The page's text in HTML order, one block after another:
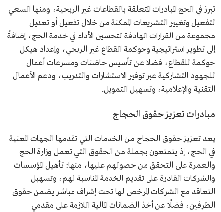
تبرز في الحج المبادرات المتعلقة بالقطاعات غير الربحية، ومنها السعي
لتفعيل وتغيير التشريعات الممكنة من خلال تفعيل أو تعديل
مجموعة من القرارات الهادفة لتحسين الأداء في خدمة الحج، إضافةً
إلى تطوير استراتيجية وحوكمة القطاع غير الربحي، وإعداد هيكل
حوكمة للقطاع، فضلا عن تأسيس حاضنات ومسرعات أعمال
للجهود التشاركية عبر توفير الاستشارات والتدريب، ودعم الأعمال
التقنية والإعلامية، وتسهيل التمويل.
مبادرات تعزيز حقوق الحجاج
يعد تعزيز حقوق الحجاج من الخدمات التي تقدمها الجهات المعنية
في الحج، إذ يتمتعون بجملة من الحقوق التي تعمل وزارة الحج
والعمرة على التحقق من حصولهم عليها، منها: تأهيل المؤسسات
والشركات القادرة على تقديم الخدمة المناسبة لهم، وتسهيل
التعاقد مع الشركات المرخص لها تحت إشراف مباشر يضمن حقوق
الطرفين، فضلًا عن أخذ الضمانات المالية اللازمة على مقدمي